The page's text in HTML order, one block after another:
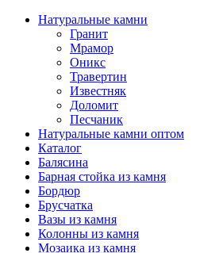
Натуральные камни
Гранит
Мрамор
Оникс
Травертин
Известняк
Доломит
Песчаник
Натуральные камни оптом
Каталог
Балясина
Барная стойка из камня
Бордюр
Брусчатка
Вазы из камня
Колонны из камня
Мозаика из камня